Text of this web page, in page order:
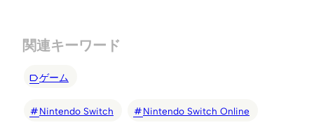
関連キーワード
ゲーム
Nintendo Switch Nintendo Switch Online